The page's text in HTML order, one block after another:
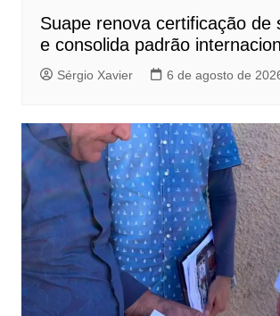
Suape renova certificação de
e consolida padrão
Sérgio Xavier 6 de agosto de